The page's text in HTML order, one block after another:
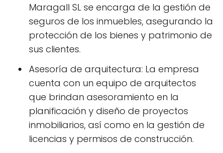
Maragall SL se encarga de la gestión de
seguros de los inmuebles, asegurando la
protección de los bienes y patrimonio de
sus clientes.
Asesoría de arquitectura: La empresa
cuenta con un equipo de arquitectos
que brindan asesoramiento en la
planificación y diseño de proyectos
inmobiliarios, así como en la gestión de
licencias y permisos de construcción.